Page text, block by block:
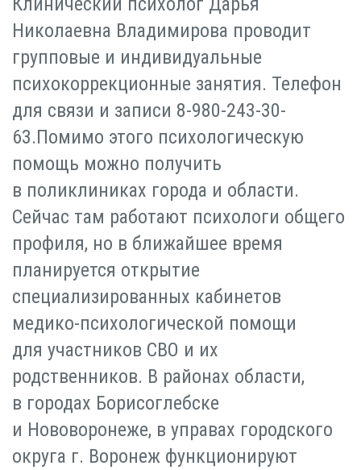
Николаевна Владимирова проводит
групповые и индивидуальные
психокоррекционные занятия. Телефон
для связи и записи 8-980-243-30-
63.Помимо этого психологическую
помощь можно получить
в поликлиниках города и области.
Сейчас там работают психологи общего
профиля, но в ближайшее время
планируется открытие
специализированных кабинетов
медико-психологической помощи
для участников СВО и их
родственников. В районах области,
в городах Борисоглебске
и Нововоронеже, в управах городского
округа г. Воронеж функционируют